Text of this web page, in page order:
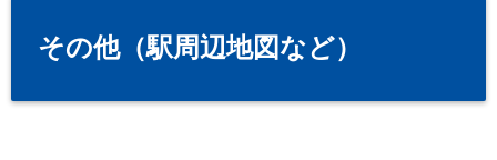
その他（駅周辺地図など）